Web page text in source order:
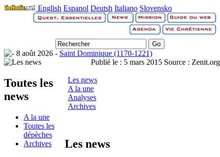
English Espanol Deutsh Italiano Slovensko
8 août 2026 - Saint Dominique (1170-1221)
Toutes les
news
A la une
Toutes les
dépèches
Archives
Publié le : 5 mars 2015 Source : Zenit.org
Les news
A la une
Analyses
Archives
Les news